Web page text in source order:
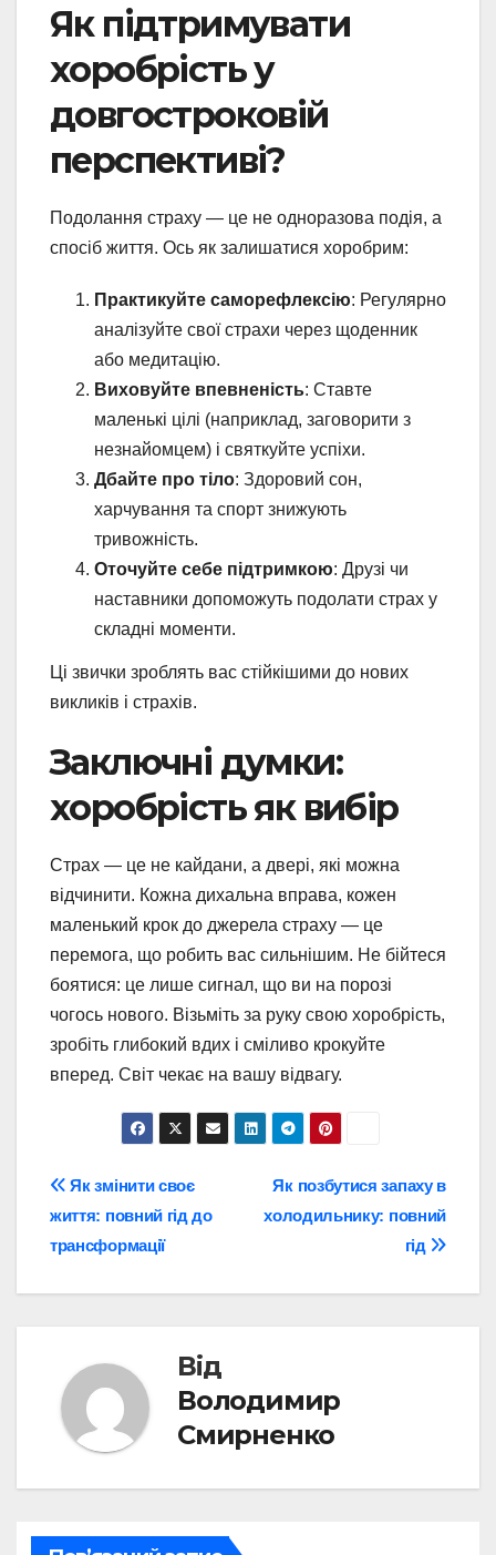
Як підтримувати
хоробрість у
довгостроковій
перспективі?
Подолання страху — це не одноразова подія, а
спосіб життя. Ось як залишатися хоробрим:
Практикуйте саморефлексію: Регулярно
аналізуйте свої страхи через щоденник
або медитацію.
Виховуйте впевненість: Ставте
маленькі цілі (наприклад, заговорити з
незнайомцем) і святкуйте успіхи.
Дбайте про тіло: Здоровий сон,
харчування та спорт знижують
тривожність.
Оточуйте себе підтримкою: Друзі чи
наставники допоможуть подолати страх у
складні моменти.
Ці звички зроблять вас стійкішими до нових
викликів і страхів.
Заключні думки:
хоробрість як вибір
Страх — це не кайдани, а двері, які можна
відчинити. Кожна дихальна вправа, кожен
маленький крок до джерела страху — це
перемога, що робить вас сильнішим. Не бійтеся
боятися: це лише сигнал, що ви на порозі
чогось нового. Візьміть за руку свою хоробрість,
зробіть глибокий вдих і сміливо крокуйте
вперед. Світ чекає на вашу відвагу.
Навігація
записів
Як позбутися запаху в
холодильнику: повний
гід
Як змінити своє
життя: повний гід до
трансформації
Від
Володимир
Смирненко